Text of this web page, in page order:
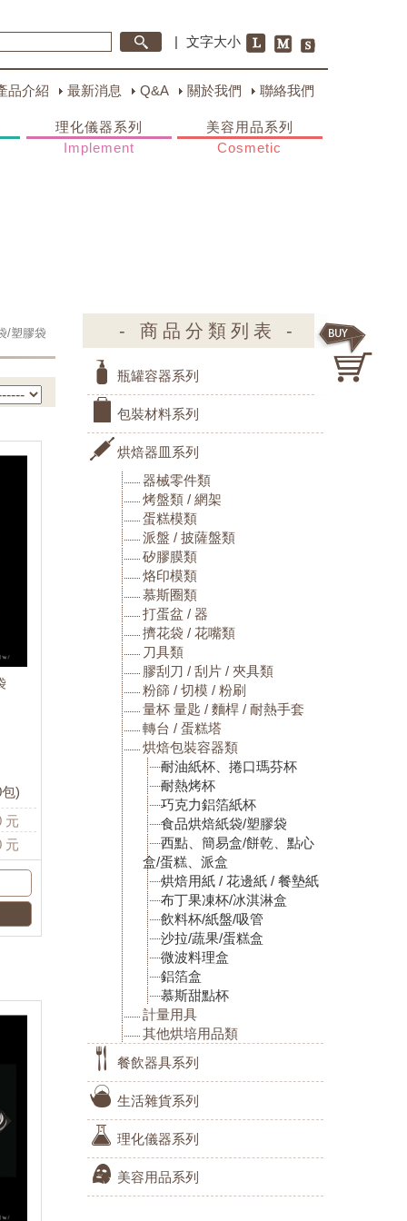
| 文字大小
品介紹 最新消息 Q&A 關於我們 聯絡我們
理化儀器系列
Implement
美容用品系列
Cosmetic
/塑膠袋
)
元
元
- 商品分類列表 -
瓶罐容器系列
包裝材料系列
烘焙器皿系列
器械零件類
烤盤類 / 網架
蛋糕模類
派盤 / 披薩盤類
矽膠膜類
烙印模類
慕斯圈類
打蛋盆 / 器
擠花袋 / 花嘴類
刀具類
膠刮刀 / 刮片 / 夾具類
粉篩 / 切模 / 粉刷
量杯 量匙 / 麵桿 / 耐熱手套
轉台 / 蛋糕塔
烘焙包裝容器類
耐油紙杯、捲口瑪芬杯
耐熱烤杯
巧克力鋁箔紙杯
食品烘焙紙袋/塑膠袋
西點、簡易盒/餅乾、點心
盒/蛋糕、派盒
烘焙用紙 / 花邊紙 / 餐墊紙
布丁果凍杯/冰淇淋盒
飲料杯/紙盤/吸管
沙拉/蔬果/蛋糕盒
微波料理盒
鋁箔盒
慕斯甜點杯
計量用具
其他烘培用品類
餐飲器具系列
生活雜貨系列
理化儀器系列
美容用品系列